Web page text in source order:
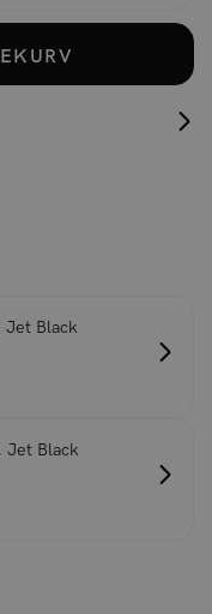
Jet Black
Jet Black